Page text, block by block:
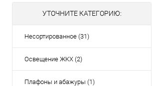
УТОЧНИТЕ КАТЕГОРИЮ:
Несортированное (31)
Освещение ЖКХ (2)
Плафоны и абажуры (1)